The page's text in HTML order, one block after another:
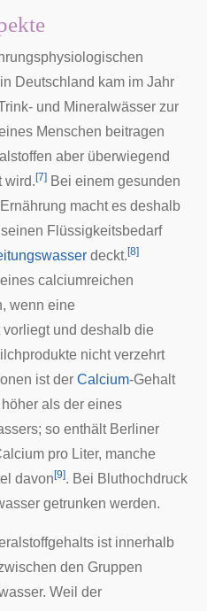
Deutschland kam im Jahr
und Mineralwässer zur
Menschen beitragen
aber überwiegend
wird. [7] Bei einem gesunden
macht es deshalb
Flüssigkeitsbedarf
deckt. [8]
calciumreichen
wenn eine
vorliegt und deshalb die
nicht verzehrt
ist der Calcium-Gehalt
als der eines
so enthält Berliner
pro Liter, manche
davon [9]. Bei Bluthochdruck
getrunken werden.
ist innerhalb
den Gruppen
Weil der